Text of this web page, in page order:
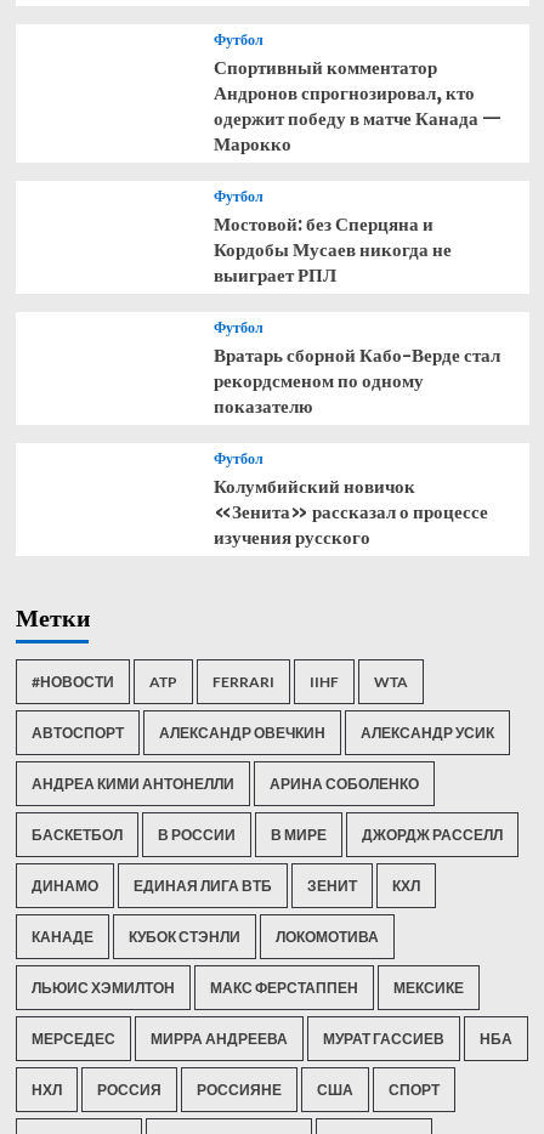
Футбол
Спортивный комментатор
Андронов спрогнозировал, кто
одержит победу в матче Канада —
Марокко
Футбол
Мостовой: без Сперцяна и
Кордобы Мусаев никогда не
выиграет РПЛ
Футбол
Вратарь сборной Кабо-Верде стал
рекордсменом по одному
показателю
Футбол
Колумбийский новичок
«Зенита» рассказал о процессе
изучения русского
Метки
#НОВОСТИ ATP FERRARI IIHF WTA
АВТОСПОРТ АЛЕКСАНДР ОВЕЧКИН АЛЕКСАНДР УСИК
АНДРЕА КИМИ АНТОНЕЛЛИ АРИНА СОБОЛЕНКО
БАСКЕТБОЛ В РОССИИ В МИРЕ ДЖОРДЖ РАССЕЛЛ
ДИНАМО ЕДИНАЯ ЛИГА ВТБ ЗЕНИТ КХЛ
КАНАДЕ КУБОК СТЭНЛИ ЛОКОМОТИВА
ЛЬЮИС ХЭМИЛТОН МАКС ФЕРСТАППЕН МЕКСИКЕ
МЕРСЕДЕС МИРРА АНДРЕЕВА МУРАТ ГАССИЕВ НБА
НХЛ РОССИЯ РОССИЯНЕ США СПОРТ